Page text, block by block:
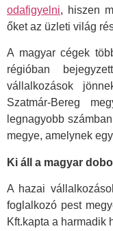
odafigyelni, hiszen
őket az üzleti világ
A magyar cégek
régióban
vállalkozások
Szatmár-Bereg
legnagyobb
megye, amelynek
Ki áll a magyar
A hazai
foglalkozó pest
Kft.kapta a harmadik